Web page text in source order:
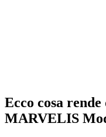
Ecco cosa
MARVELIS